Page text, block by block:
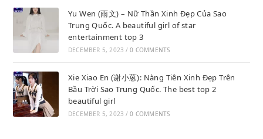
Yu Wen (雨文) – Nữ Thần Xinh Đẹp Của Sao
Trung Quốc. A beautiful girl of star
entertainment top 3
DECEMBER 5, 2023 / 0 COMMENTS
Xie Xiao En (谢小蒽): Nàng Tiên Xinh Đẹp Trên
Bầu Trời Sao Trung Quốc. The best top 2
beautiful girl
DECEMBER 5, 2023 / 0 COMMENTS